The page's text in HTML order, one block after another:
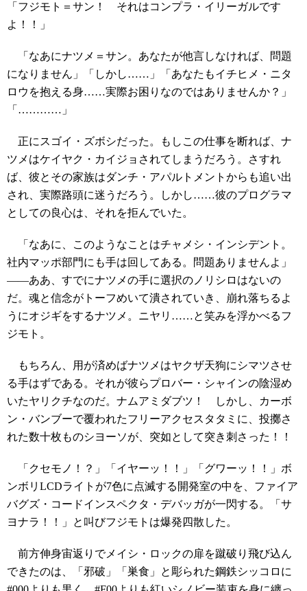
「フジモト＝サン！ それはコンプラ・イリーガルです
よ！！」
「なあにナツメ＝サン。あなたが他言しなければ、問題
になりません」「しかし……」「あなたもイチヒメ・ニタ
ロウを抱える身……実際お困りなのではありませんか？」
「…………」
正にスゴイ・ズボシだった。もしこの仕事を断れば、ナ
ツメはケイヤク・カイジョされてしまうだろう。さすれ
ば、彼とその家族はダンチ・アパルトメントからも追い出
され、実際路頭に迷うだろう。しかし……彼のプログラマ
としての良心は、それを拒んでいた。
「なあに、このようなことはチャメシ・インシデント。
社内マッポ部門にも手は回してある。問題ありませんよ」
――ああ、すでにナツメの手に選択のノリシロはないの
だ。魂と信念がトーフめいて潰されていき、崩れ落ちるよ
うにオジギをするナツメ。ニヤリ……と笑みを浮かべるフ
ジモト。
もちろん、用が済めばナツメはヤクザ天狗にシマツさせ
る手はずである。それが彼らプロバー・シャインの陰湿め
いたヤリクチなのだ。ナムアミダブツ！ しかし、カーボ
ン・バンブーで覆われたフリーアクセスタタミに、投擲さ
れた数十枚ものシヨーソが、突如として突き刺さった！！
「クセモノ！？」「イヤーッ！！」「グワーッ！！」ボ
ンボリLCDライトが7色に点滅する開発室の中を、ファイア
バグズ・コードインスペクタ・デバッガが一閃する。「サ
ヨナラ！！」と叫びフジモトは爆発四散した。
前方伸身宙返りでメイシ・ロックの扉を蹴破り飛び込ん
できたのは、「邪破」「巣食」と彫られた鋼鉄シッコロに